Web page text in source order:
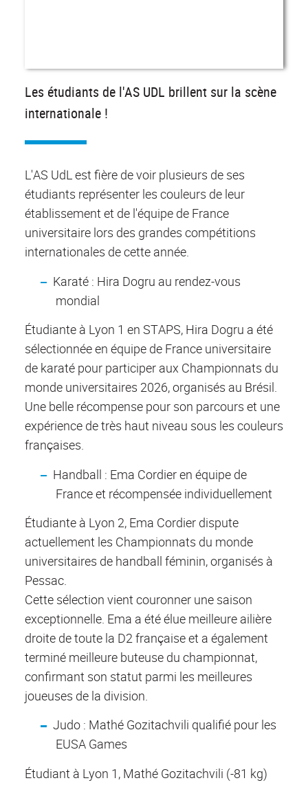
Les étudiants de l'AS UDL brillent sur la scène
internationale !
L'AS UdL est fière de voir plusieurs de ses
étudiants représenter les couleurs de leur
établissement et de l'équipe de France
universitaire lors des grandes compétitions
internationales de cette année.
Karaté : Hira Dogru au rendez-vous
mondial
Étudiante à Lyon 1 en STAPS, Hira Dogru a été
sélectionnée en équipe de France universitaire
de karaté pour participer aux Championnats du
monde universitaires 2026, organisés au Brésil.
Une belle récompense pour son parcours et une
expérience de très haut niveau sous les couleurs
françaises.
Handball : Ema Cordier en équipe de
France et récompensée individuellement
Étudiante à Lyon 2, Ema Cordier dispute
actuellement les Championnats du monde
universitaires de handball féminin, organisés à
Pessac.
Cette sélection vient couronner une saison
exceptionnelle. Ema a été élue meilleure ailière
droite de toute la D2 française et a également
terminé meilleure buteuse du championnat,
confirmant son statut parmi les meilleures
joueuses de la division.
Judo : Mathé Gozitachvili qualifié pour les
EUSA Games
Étudiant à Lyon 1, Mathé Gozitachvili (-81 kg)